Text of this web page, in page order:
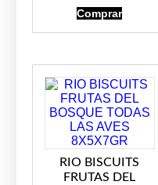
Comprar
RIO BISCUITS
FRUTAS DEL